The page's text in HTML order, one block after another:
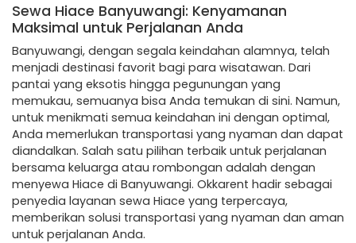
Sewa Hiace Banyuwangi: Kenyamanan
Maksimal untuk Perjalanan Anda
Banyuwangi, dengan segala keindahan alamnya, telah
menjadi destinasi favorit bagi para wisatawan. Dari
pantai yang eksotis hingga pegunungan yang
memukau, semuanya bisa Anda temukan di sini. Namun,
untuk menikmati semua keindahan ini dengan optimal,
Anda memerlukan transportasi yang nyaman dan dapat
diandalkan. Salah satu pilihan terbaik untuk perjalanan
bersama keluarga atau rombongan adalah dengan
menyewa Hiace di Banyuwangi. Okkarent hadir sebagai
penyedia layanan sewa Hiace yang terpercaya,
memberikan solusi transportasi yang nyaman dan aman
untuk perjalanan Anda.